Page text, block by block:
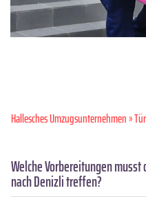
Hallesches Umzugsunternehmen»
Welche Vorbereitungen
nach Denizli treffen?